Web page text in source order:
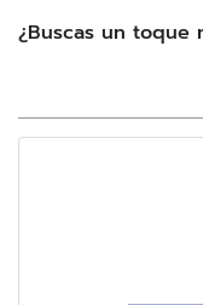
¿Buscas un toque